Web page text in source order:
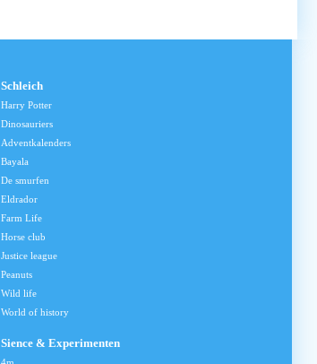
Schleich
Harry Potter
Dinosauriers
Adventkalenders
Bayala
De smurfen
Eldrador
Farm Life
Horse club
Justice league
Peanuts
Wild life
World of history
Sience & Experimenten